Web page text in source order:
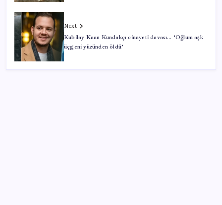
Next
Kubilay Kaan Kundakçı cinayeti davası… ‘Oğlum aşk
üçgeni yüzünden öldü’